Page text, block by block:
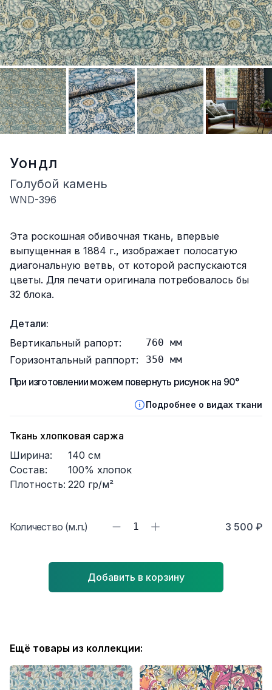
Уондл
Голубой камень
WND-396
Описание
Эта роскошная обивочная ткань, впервые
выпущенная в 1884 г., изображает полосатую
диагональную ветвь, от которой распускаются
цветы. Для печати оригинала потребовалось бы
32 блока.
Детали:
Вертикальный рапорт:
760 мм
Горизонтальный раппорт: 350 мм
При изготовлении можем повернуть рисунок на 90°
Подробнее о видах ткани
Ткань хлопковая саржа
Ширина:
140 см
Состав:
100% хлопок
Плотность: 220 гр/м²
Количество (м.п.) 1 3 500 ₽
Добавить в корзину
Ещё товары из коллекции: